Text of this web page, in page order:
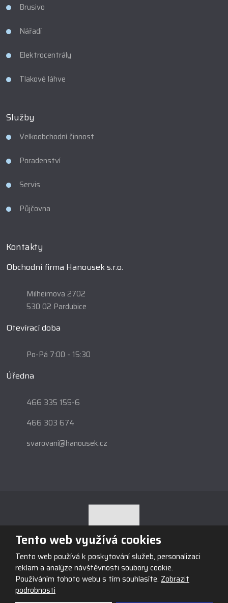
Brusivo
Nářadí
Elektrocentrály
Tlakové láhve
Služby
Velkoobchodní činnost
Poradenství
Servis
Půjčovna
Kontakty
Obchodní firma Hanousek s.r.o.
Milheimova 2702
530 02 Pardubice
Otevírací doba
Po-Pá 7:00 - 15:30
Úředna
466 335 155-6
466 303 674
svarovani@hanousek.cz
© 2026, Obchodní firma HANOUSEK s.r.o., vytvořila eBRÁNA s.r.o.
Mapa stránek |Podmínky použití
Tento web využívá cookies
Tento web používá k poskytování služeb, personalizaci
reklam a analýze návštěvnosti soubory cookie.
Používáním tohoto webu s tím souhlasíte. Zobrazit
podrobnosti